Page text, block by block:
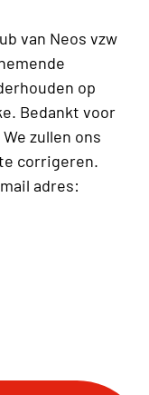
van Neos vzw
op
Bedankt voor
zullen ons
corrigeren.
adres: